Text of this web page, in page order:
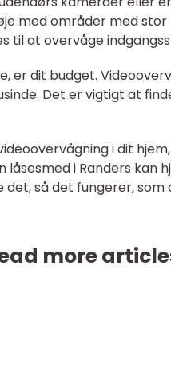
med områder med stor
til at overvåge
er dit budget.
Det er vigtigt at
i dit
låsesmed i Randers
så det fungerer, som
more